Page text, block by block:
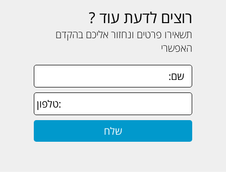
רוצים לדעת עוד ?
תשאירו פרטים ונחזור אליכם בהקדם
האפשרי